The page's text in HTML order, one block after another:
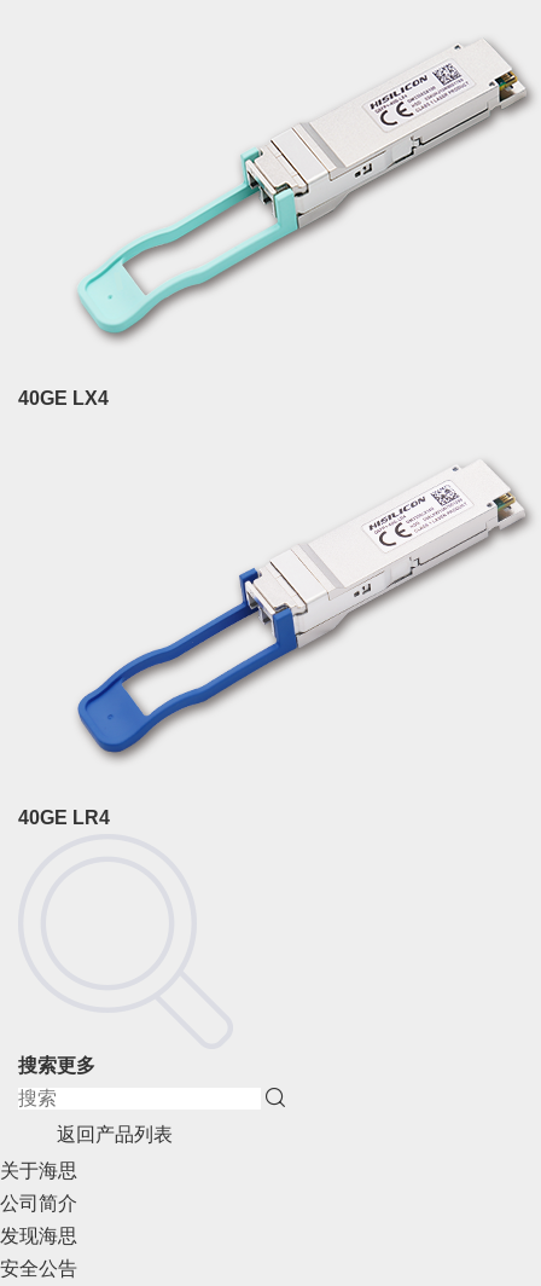
40GE LX4
40GE LR4
搜索更多
返回产品列表
关于海思
公司简介
发现海思
安全公告